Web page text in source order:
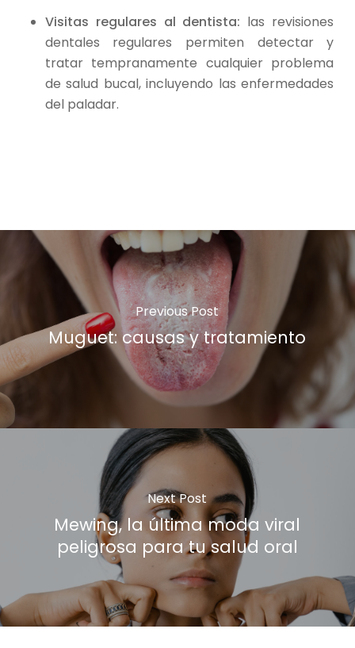
Visitas regulares al dentista: las revisiones
dentales regulares permiten detectar y
tratar tempranamente cualquier problema
de salud bucal, incluyendo las enfermedades
del paladar.
Previous Post
Muguet: causas y tratamiento
Next Post
Mewing, la última moda viral
peligrosa para tu salud oral